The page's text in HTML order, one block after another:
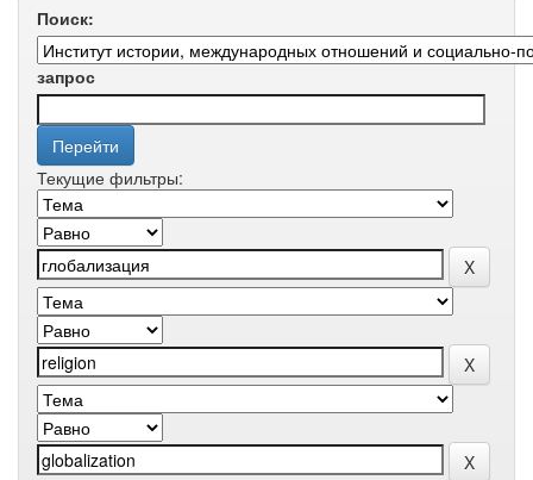
Поиск:
запрос
Текущие фильтры: